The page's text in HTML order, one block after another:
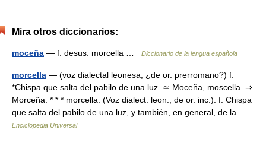
Mira otros diccionarios:
moceña — f. desus. morcella … Diccionario de la lengua española
morcella — (voz dialectal leonesa, ¿de or. prerromano?) f.
*Chispa que salta del pabilo de una luz. ≃ Moceña, moscella. ⇒
Morceña. * * * morcella. (Voz dialect. leon., de or. inc.). f. Chispa
que salta del pabilo de una luz, y también, en general, de la… …
Enciclopedia Universal